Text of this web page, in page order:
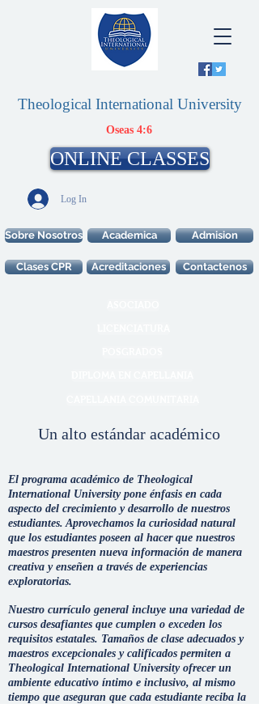
Theological International University
Oseas 4:6
Log In
ONLINE CLASSES
Sobre Nosotros Academica Admision
Clases CPR Acreditaciones Contactenos
Un alto estándar académico
El programa académico de Theological
International University pone énfasis en cada
aspecto del crecimiento y desarrollo de nuestros
estudiantes. Aprovechamos la curiosidad natural
que los estudiantes poseen al hacer que nuestros
maestros presenten nueva información de manera
creativa y enseñen a través de experiencias
exploratorias.
Nuestro currículo general incluye una variedad de
cursos desafiantes que cumplen o exceden los
requisitos estatales. Tamaños de clase adecuados y
maestros excepcionales y calificados permiten a
Theological International University ofrecer un
ambiente educativo íntimo e inclusivo, al mismo
tiempo que aseguran que cada estudiante reciba la